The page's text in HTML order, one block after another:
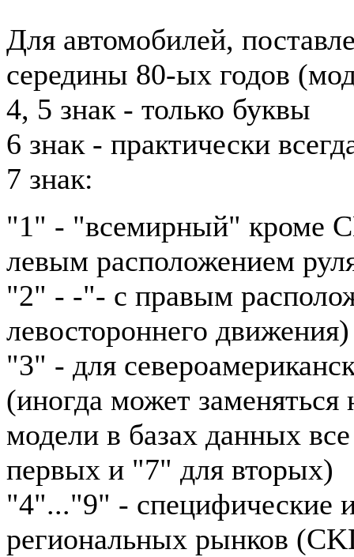
Для автомобилей,
середины 80-ых годов
4, 5 знак - только буквы
6 знак - практически
7 знак:
"1" - "всемирный" кроме
левым расположением
"2" - -"- с правым
левостороннего движения)
"3" - для
(иногда может
модели в базах данных
первых и "7" для вторых)
"4"..."9" - специфические
региональных рынков